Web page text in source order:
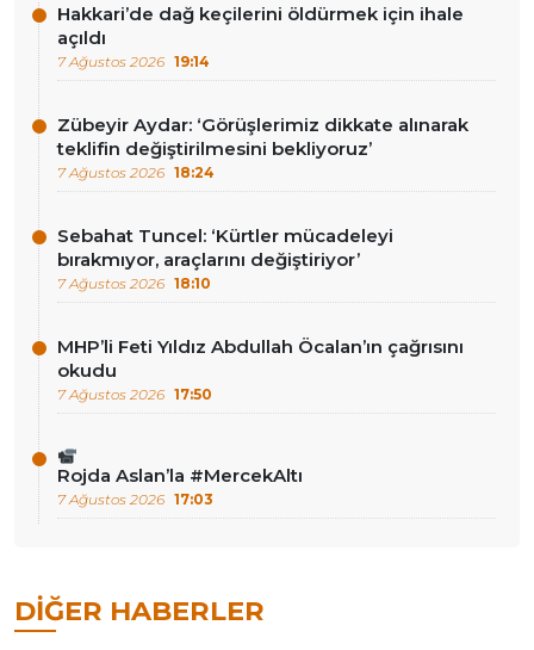
Hakkari’de dağ keçilerini öldürmek için ihale
açıldı
7 Ağustos 2026 19:14
Zübeyir Aydar: ‘Görüşlerimiz dikkate alınarak
teklifin değiştirilmesini bekliyoruz’
7 Ağustos 2026 18:24
Sebahat Tuncel: ‘Kürtler mücadeleyi
bırakmıyor, araçlarını değiştiriyor’
7 Ağustos 2026 18:10
MHP’li Feti Yıldız Abdullah Öcalan’ın çağrısını
okudu
7 Ağustos 2026 17:50
Rojda Aslan’la #MercekAltı
7 Ağustos 2026 17:03
DIĞER HABERLER